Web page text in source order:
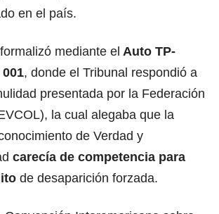
en el país.
mediante el Auto TP-
, donde el Tribunal respondió a
presentada por la Federación
la cual alegaba que la
de Verdad y
carecía de competencia para
de desaparición forzada.